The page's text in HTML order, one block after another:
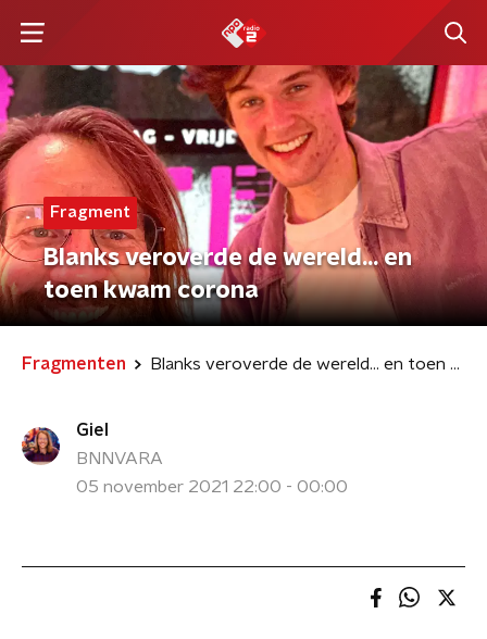
Fragment
Blanks veroverde de wereld... en
toen kwam corona
Fragmenten Blanks veroverde de wereld... en toen kwam corona
Giel
BNNVARA
05 november 2021 22:00 - 00:00